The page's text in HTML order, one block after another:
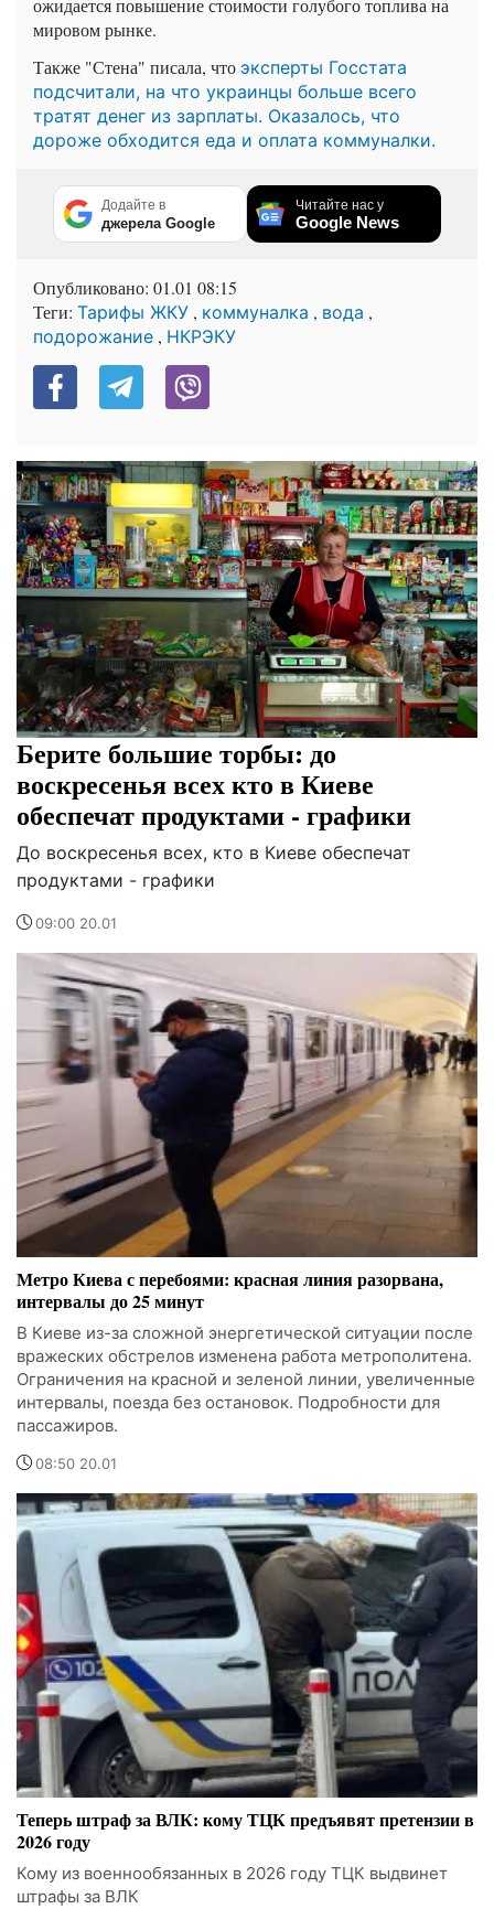
ожидается повышение стоимости голубого топлива на
мировом рынке.
Также "Стена" писала, что эксперты Госстата
подсчитали, на что украинцы больше всего
тратят денег из зарплаты. Оказалось, что
дороже обходится еда и оплата коммуналки.
Додайте в
джерела Google
Читайте нас у
Google News
Опубликовано: 01.01 08:15
Теги: Тарифы ЖКУ , коммуналка , вода ,
подорожание , НКРЭКУ
Берите большие торбы: до
воскресенья всех кто в Киеве
обеспечат продуктами - графики
До воскресенья всех, кто в Киеве обеспечат
продуктами - графики
09:00 20.01
Метро Киева с перебоями: красная линия разорвана,
интервалы до 25 минут
В Киеве из-за сложной энергетической ситуации после
вражеских обстрелов изменена работа метрополитена.
Ограничения на красной и зеленой линии, увеличенные
интервалы, поезда без остановок. Подробности для
пассажиров.
08:50 20.01
Теперь штраф за ВЛК: кому ТЦК предъявят претензии в
2026 году
Кому из военнообязанных в 2026 году ТЦК выдвинет
штрафы за ВЛК